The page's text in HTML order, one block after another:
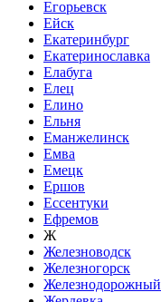
Егорьевск
Ейск
Екатеринбург
Екатеринославка
Елабуга
Елец
Елино
Ельня
Еманжелинск
Емва
Емецк
Ершов
Ессентуки
Ефремов
Ж
Железноводск
Железногорск
Железнодорожный